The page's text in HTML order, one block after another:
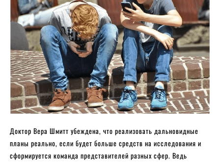
Доктор Вера Шмитт убеждена, что реализовать дальновидные
планы реально, если будет больше средств на исследования и
сформируется команда представителей разных сфер. Ведь